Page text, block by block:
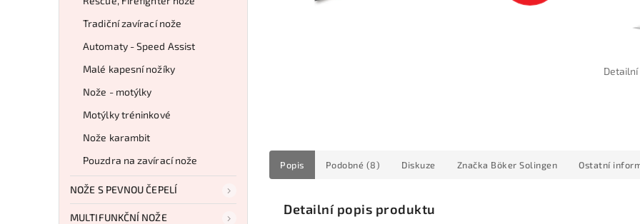
Tradiční zavírací nože
Automaty - Speed Assist
Malé kapesní nožíky
Nože - motýlky
Motýlky tréninkové
Nože karambit
Pouzdra na zavírací nože
NOŽE S PEVNOU ČEPELÍ
MULTIFUNKČNÍ NOŽE
Popis Podobné (8) Diskuze Značka Böker Solingen Ostatní
Detailní popis produktu